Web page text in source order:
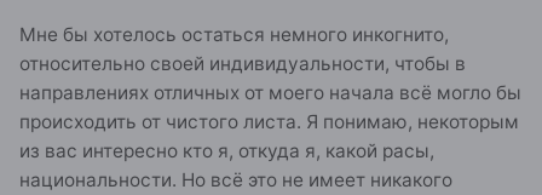
Мне бы хотелось остаться немного инкогнито,
относительно своей индивидуальности, чтобы в
направлениях отличных от моего начала всё могло бы
происходить от чистого листа. Я понимаю, некоторым
из вас интересно кто я, откуда я, какой расы,
национальности. Но всё это не имеет никакого